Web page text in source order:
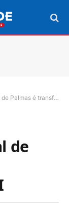
é transferida para UTI
de